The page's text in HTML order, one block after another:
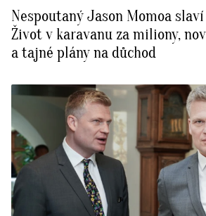
Nespoutaný Jason Momoa
Život v karavanu za miliony,
a tajné plány na důchod